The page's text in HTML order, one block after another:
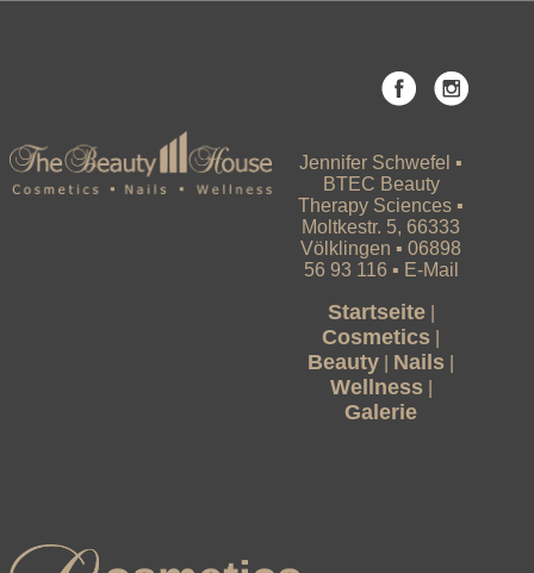
Jennifer Schwefel ▪
BTEC Beauty
Therapy Sciences ▪
Moltkestr. 5, 66333
Völklingen ▪ 06898
56 93 116 ▪ E-Mail
Startseite|
Cosmetics
Beauty Nails
Wellness|
Galerie